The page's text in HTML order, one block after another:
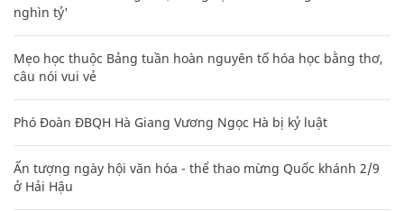
nghìn tỷ'
Mẹo học thuộc Bảng tuần hoàn nguyên tố hóa học bằng thơ,
câu nói vui vẻ
Phó Đoàn ĐBQH Hà Giang Vương Ngọc Hà bị kỷ luật
Ấn tượng ngày hội văn hóa - thể thao mừng Quốc khánh 2/9
ở Hải Hậu